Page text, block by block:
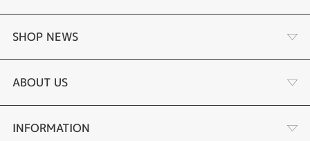
婚約指輪
結婚指輪
セットリング
SHOP NEWS
お客様の声
ブランドリスト
ABOUT US
店舗情報・会社概要
INFORMATION